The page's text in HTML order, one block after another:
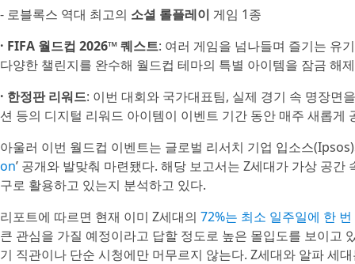
- 로블록스 역대 최고의 소셜 롤플레이 게임 1종
· FIFA 월드컵 2026™ 퀘스트: 여러 게임을 넘나들며 즐기는 유
다양한 챌린지를 완수해 월드컵 테마의 특별 아이템을 잠금 해
· 한정판 리워드: 이번 대회와 국가대표팀, 실제 경기 속 명장면
션 등의 디지털 리워드 아이템이 이벤트 기간 동안 매주 새롭게
아울러 이번 월드컵 이벤트는 글로벌 리서치 기업 입소스
on’ 공개와 발맞춰 마련됐다. 해당 보고서는 Z세대가 가상 공
구로 활용하고 있는지 분석하고 있다.
리포트에 따르면 현재 이미 Z세대의 72%는 최소 일주일에 한
큰 관심을 가질 예정이라고 답할 정도로 높은 몰입도를 보이고
기 직관이나 단순 시청에만 머무르지 않는다. Z세대와 알파 세